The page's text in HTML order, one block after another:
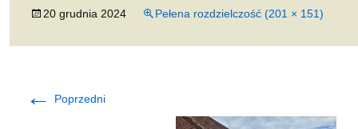
20 grudnia 2024 Pełena rozdzielczość (201 × 151)
← Poprzedni